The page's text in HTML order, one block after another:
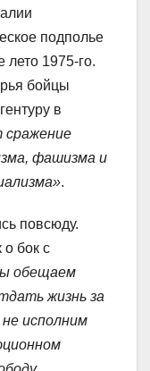
подполье
1975-го.
бойцы
в
сражение
фашизма и
.
повсюду.
бок с
обещаем
жизнь за
исполним